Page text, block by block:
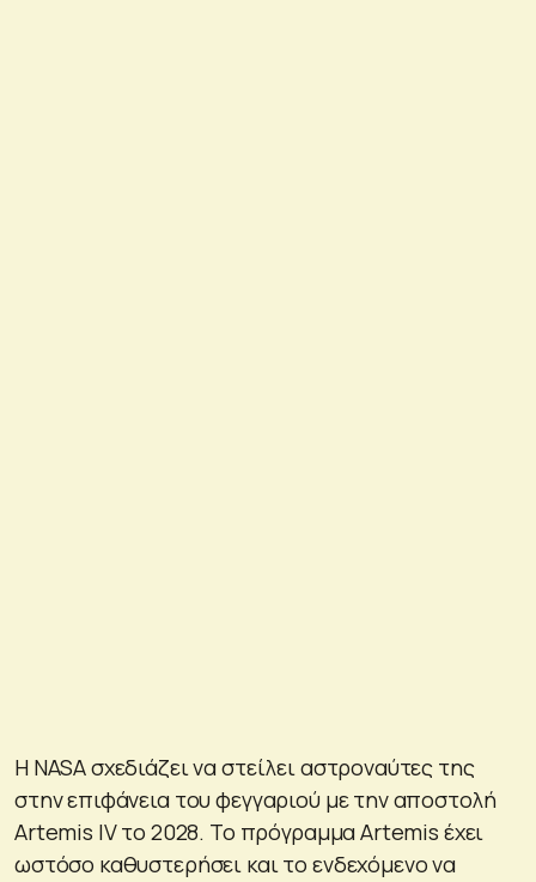
Η NASA σχεδιάζει να στείλει αστροναύτες της
στην επιφάνεια του φεγγαριού με την αποστολή
Artemis IV το 2028. Το πρόγραμμα Artemis έχει
ωστόσο καθυστερήσει και το ενδεχόμενο να